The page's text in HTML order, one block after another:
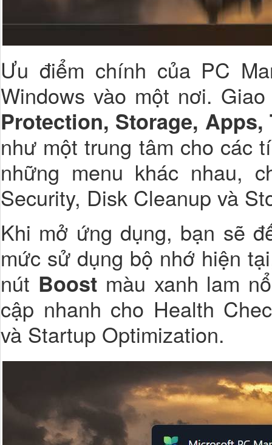
Ưu điểm chính của PC
Windows vào một nơi.
Protection, Storage, Apps,
như một trung tâm cho các
những menu khác nhau,
Security, Disk Cleanup và
Khi mở ứng dụng, bạn sẽ
mức sử dụng bộ nhớ hiện
nút Boostmàu xanh lam
cập nhanh cho Health
và Startup Optimization.